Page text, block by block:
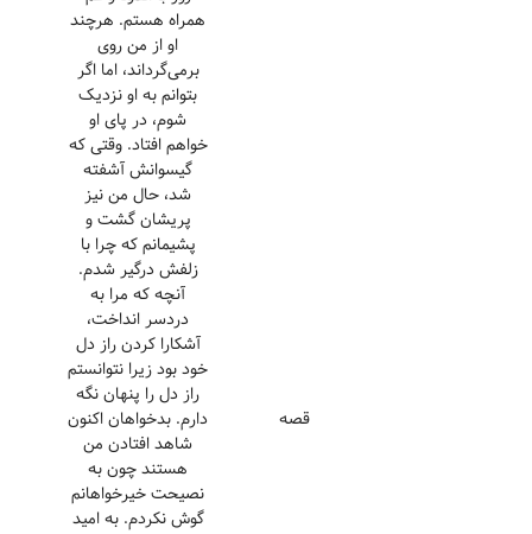
قصه
همراه هستم. هرچند
او از من روی
برمی‌گرداند، اما اگر
بتوانم به او نزدیک
شوم، در پای او
خواهم افتاد. وقتی که
گیسوانش آشفته
شد، حال من نیز
پریشان گشت و
پشیمانم که چرا با
زلفش درگیر شدم.
آنچه که مرا به
دردسر انداخت،
آشکارا کردن راز دل
خود بود زیرا نتوانستم
راز دل را پنهان نگه
دارم. بدخواهان اکنون
شاهد افتادن من
هستند چون به
نصیحت خیرخواهانم
گوش نکردم. به امید